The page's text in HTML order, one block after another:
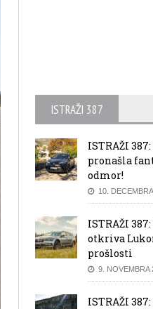
ISTRAŽI 387
ISTRAŽI
pronašla
odmor!
10. DECEMBRA
ISTRAŽI 387:
otkriva
prošlosti
9. NOVEMBRA
ISTRAŽI